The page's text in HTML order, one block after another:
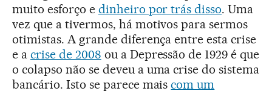
muito esforço e dinheiro por trás disso. Uma
vez que a tivermos, há motivos para sermos
otimistas. A grande diferença entre esta crise
e a crise de 2008 ou a Depressão de 1929 é que
o colapso não se deveu a uma crise do sistema
bancário. Isto se parece maiscom um